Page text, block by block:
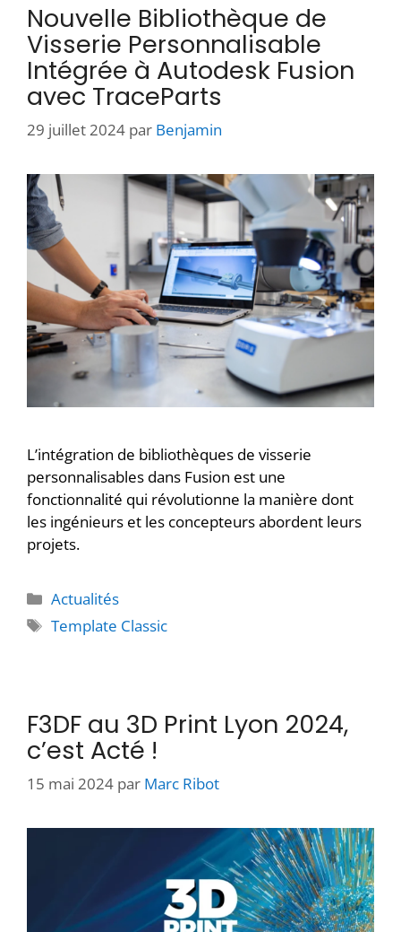
Nouvelle Bibliothèque de
Visserie Personnalisable
Intégrée à Autodesk Fusion
avec TraceParts
29 juillet 2024 par Benjamin
L’intégration de bibliothèques de visserie
personnalisables dans Fusion est une
fonctionnalité qui révolutionne la manière dont
les ingénieurs et les concepteurs abordent leurs
projets.
Actualités
Template Classic
F3DF au 3D Print Lyon 2024,
c’est Acté !
15 mai 2024 par Marc Ribot